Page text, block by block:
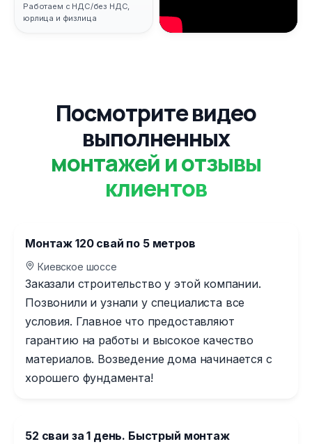
Работаем с НДС/без НДС,
юрлица и физлица
Посмотрите видео
выполненных
монтажей и отзывы
клиентов
Монтаж 120 свай по 5 метров
Киевское шоссе
Заказали строительство у этой компании.
Позвонили и узнали у специалиста все
условия. Главное что предоставляют
гарантию на работы и высокое качество
материалов. Возведение дома начинается с
хорошего фундамента!
52 сваи за 1 день. Быстрый монтаж